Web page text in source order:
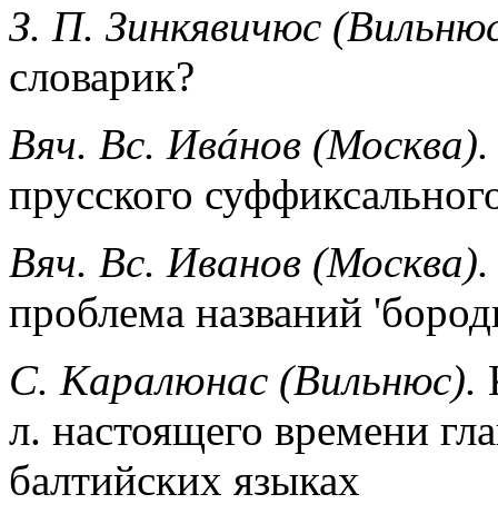
З. П. Зинкявичюс
словарик?
Вяч. Вс. Ивáнов
прусского
Вяч. Вс. Иванов
проблема названий
C. Kаралюнас (Вильнюс).
л. настоящего времени
балтийских языках